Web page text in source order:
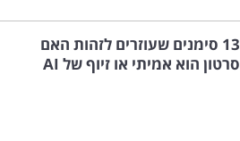
13 סימנים שעוזרים לזהות האם
סרטון הוא אמיתי או זיוף של AI